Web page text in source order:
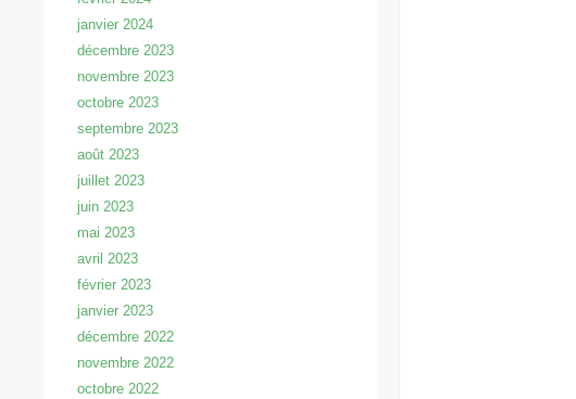
janvier 2024
décembre 2023
novembre 2023
octobre 2023
septembre 2023
août 2023
juillet 2023
juin 2023
mai 2023
avril 2023
février 2023
janvier 2023
décembre 2022
novembre 2022
octobre 2022